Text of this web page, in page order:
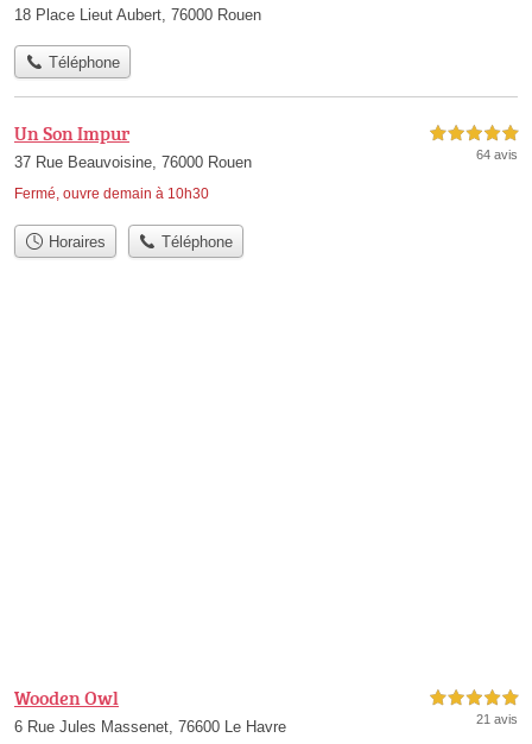
18 Place Lieut Aubert, 76000 Rouen
Téléphone
Un Son Impur
37 Rue Beauvoisine, 76000 Rouen
Fermé, ouvre demain à 10h30
5,0 étoiles sur 5
64 avis
Horaires Téléphone
Wooden Owl
6 Rue Jules Massenet, 76600 Le Havre
5,0 étoiles sur 5
21 avis